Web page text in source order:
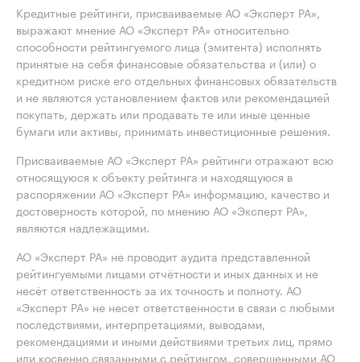
Кредитные рейтинги, присваиваемые АО «Эксперт РА»,
выражают мнение АО «Эксперт РА» относительно
способности рейтингуемого лица (эмитента) исполнять
принятые на себя финансовые обязательства и (или) о
кредитном риске его отдельных финансовых обязательств
и не являются установлением фактов или рекомендацией
покупать, держать или продавать те или иные ценные
бумаги или активы, принимать инвестиционные решения.
Присваиваемые АО «Эксперт РА» рейтинги отражают всю
относящуюся к объекту рейтинга и находящуюся в
распоряжении АО «Эксперт РА» информацию, качество и
достоверность которой, по мнению АО «Эксперт РА»,
являются надлежащими.
АО «Эксперт РА» не проводит аудита представленной
рейтингуемыми лицами отчётности и иных данных и не
несёт ответственность за их точность и полноту. АО
«Эксперт РА» не несет ответственности в связи с любыми
последствиями, интерпретациями, выводами,
рекомендациями и иными действиями третьих лиц, прямо
или косвенно связанными с рейтингом, совершенными АО